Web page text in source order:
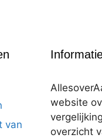
van
website
overzicht